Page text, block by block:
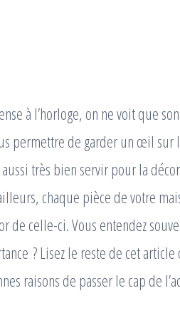
à l’horloge, on ne voit que
permettre de garder un œil sur
très bien servir pour la
chaque pièce de votre
de celle-ci. Vous entendez
? Lisez le reste de cet
raisons de passer le cap de